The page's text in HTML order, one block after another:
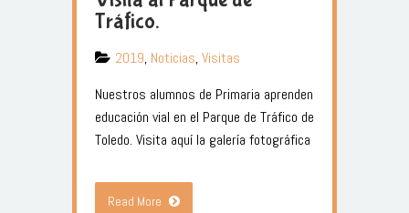
Tráfico.
2019, Noticias, Visitas
Nuestros alumnos de Primaria aprenden
educación vial en el Parque de Tráfico de
Toledo. Visita aquí la galería fotográfica
Read More